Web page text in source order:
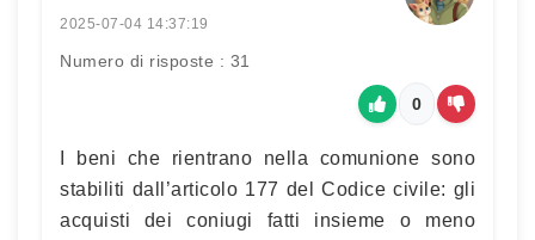
2025-07-04 14:37:19
Numero di risposte : 31
0
I beni che rientrano nella comunione sono
stabiliti dall’articolo 177 del Codice civile: gli
acquisti dei coniugi fatti insieme o meno